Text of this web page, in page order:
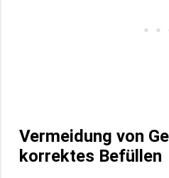
Vermeidung von
korrektes Befüllen